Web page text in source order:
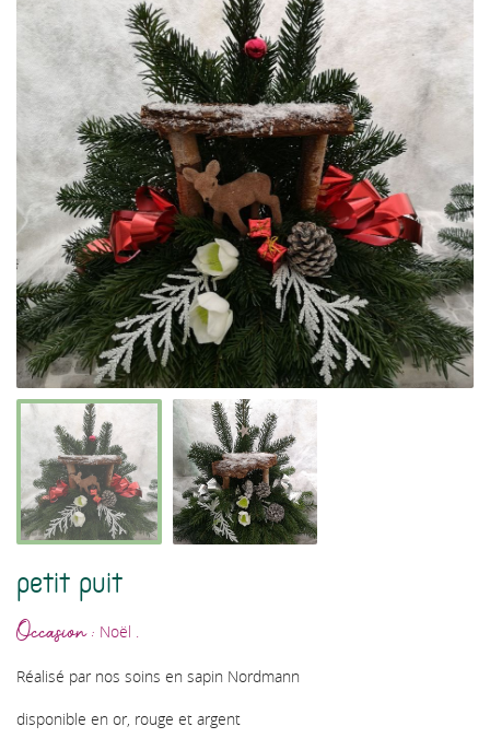
petit puit
Occasion : Noël .
Réalisé par nos soins en sapin Nordmann
disponible en or, rouge et argent